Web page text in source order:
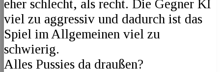
eher schlecht, als recht. Die Gegner KI
viel zu aggressiv und dadurch ist das
Spiel im Allgemeinen viel zu
schwierig.
Alles Pussies da draußen?